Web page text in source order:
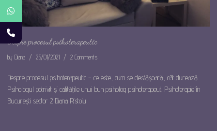
Despre procesul psihoterapeutic
by Diana 25/01/2021 2 Comments
Despre procesul psihoterapeutic – ce este, cum se desfășoară, cât durează.
Psihologul potrivit și calitățile unui bun psiholog psihoterapeut. Psihoterapie în
București sector 2 Diana Ristoiu